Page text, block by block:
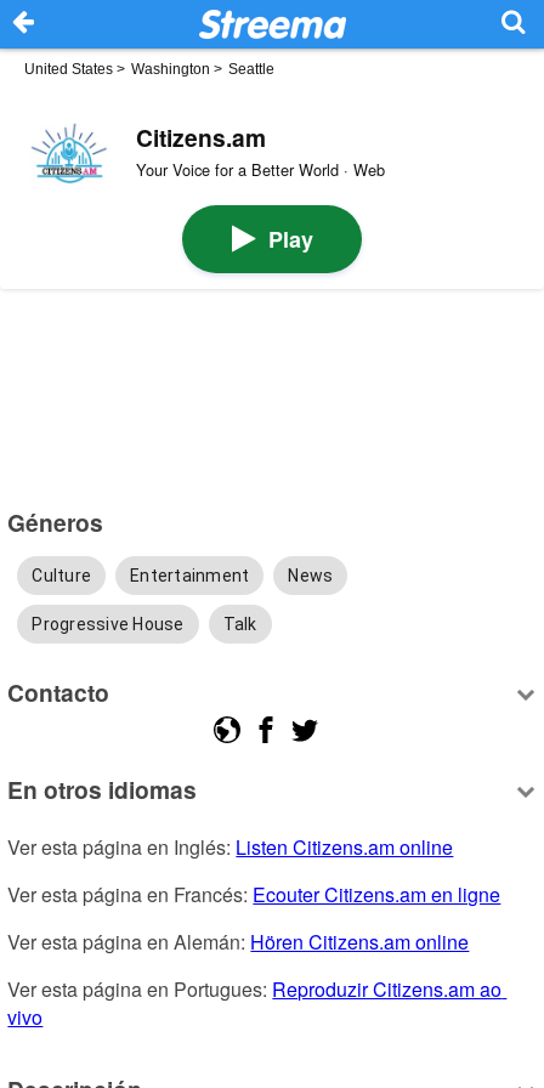
United States > Washington > Seattle
Citizens.am
Your Voice for a Better World · Web
Play
Géneros
Culture Entertainment News
Progressive House Talk
Contacto
En otros idiomas
Ver esta página en Inglés: Listen Citizens.am online
Ver esta página en Francés: Ecouter Citizens.am en ligne
Ver esta página en Alemán: Hören Citizens.am online
Ver esta página en Portugues: Reproduzir Citizens.am ao
vivo